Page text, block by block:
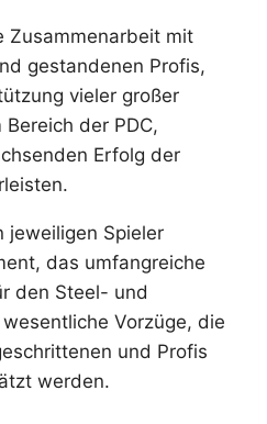
Zusammenarbeit mit
gestandenen Profis,
vieler großer
der PDC,
Erfolg der
jeweiligen Spieler
das umfangreiche
den Steel- und
Vorzüge, die
und Profis
werden.